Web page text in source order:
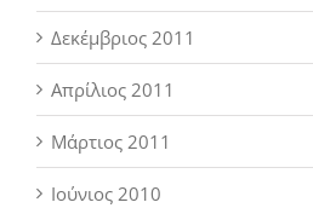
Δεκέμβριος 2011
Απρίλιος 2011
Μάρτιος 2011
Ιούνιος 2010